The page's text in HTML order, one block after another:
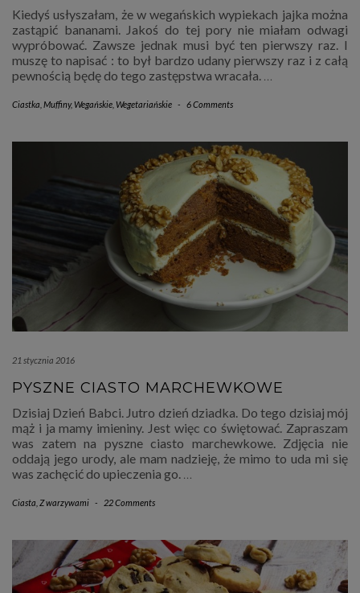
Kiedyś usłyszałam, że w wegańskich wypiekach jajka można
zastąpić bananami. Jakoś do tej pory nie miałam odwagi
wypróbować. Zawsze jednak musi być ten pierwszy raz. I
muszę to napisać : to był bardzo udany pierwszy raz i z całą
pewnością będę do tego zastępstwa wracała. …
Ciastka Muffiny,Wegańskie Wegetariańskie - 6 Comments
21 stycznia 2016
PYSZNE CIASTO MARCHEWKOWE
Dzisiaj Dzień Babci. Jutro dzień dziadka. Do tego dzisiaj mój
mąż i ja mamy imieniny. Jest więc co świętować. Zapraszam
was zatem na pyszne ciasto marchewkowe. Zdjęcia nie
oddają jego urody, ale mam nadzieję, że mimo to uda mi się
was zachęcić do upieczenia go. …
Ciasta Z warzywami - 22 Comments